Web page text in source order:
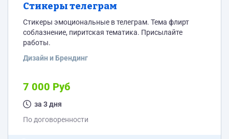
Стикеры телеграм
Стикеры эмоциональные в телеграм. Тема флирт
соблазнение, пиритская тематика. Присылайте
работы.
Дизайн и Брендинг
7 000 Руб
за 3 дня
По договоренности